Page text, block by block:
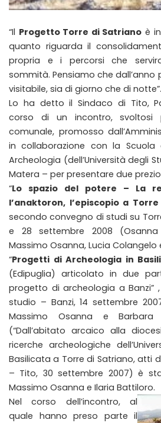
“Il Progetto Torre di Satriano è
quanto riguarda il
propria e i percorsi che
sommità. Pensiamo che dall’anno
visitabile, sia di giorno che di notte”.
Lo ha detto il Sindaco di Tito,
corso di un incontro, svoltosi
comunale, promosso
in collaborazione con la Scuola
Archeologia (dell’Università degli
Matera – per presentare due
“Lo spazio del potere – La
l’anaktoron, l’episcopio a
secondo convegno di studi su
e 28 settembre 2008
Massimo Osanna, Lucia Colangelo
“Progetti di Archeologia in
(Edipuglia) articolato in due
progetto di archeologia a Banzi”
studio – Banzi, 14 settembre
Massimo Osanna e Barbara
(“Dall’abitato arcaico alla
ricerche archeologiche
Basilicata a Torre di Satriano, atti
– Tito, 30 settembre 2007) è
Massimo Osanna e Ilaria Battiloro.
Nel corso dell’incontro, al
quale hanno preso parte il